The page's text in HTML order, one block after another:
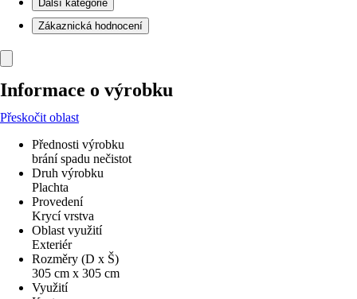
Další kategorie
Zákaznická hodnocení
Informace o výrobku
Přeskočit oblast
Přednosti výrobku
brání spadu nečistot
Druh výrobku
Plachta
Provedení
Krycí vrstva
Oblast využití
Exteriér
Rozměry (D x Š)
305 cm x 305 cm
Využití